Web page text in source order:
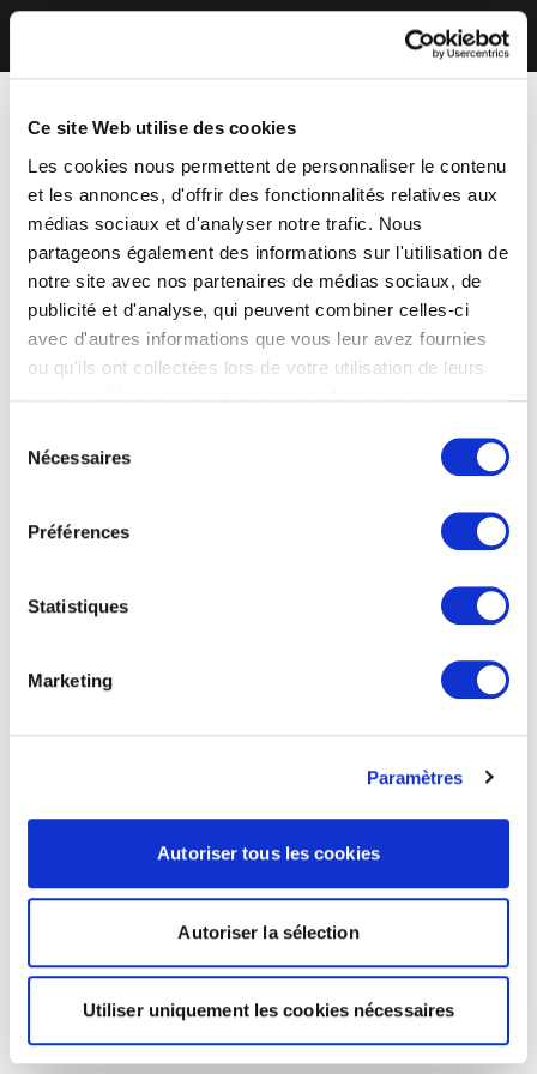
Ce site Web utilise des cookies
Les cookies nous permettent de personnaliser le contenu
et les annonces, d'offrir des fonctionnalités relatives aux
médias sociaux et d'analyser notre trafic. Nous
partageons également des informations sur l'utilisation de
notre site avec nos partenaires de médias sociaux, de
publicité et d'analyse, qui peuvent combiner celles-ci
avec d'autres informations que vous leur avez fournies
ou qu'ils ont collectées lors de votre utilisation de leurs
Nécessaires
Préférences
Statistiques
Marketing
Paramètres
Autoriser tous les cookies
Autoriser la sélection
Utiliser uniquement les cookies nécessaires